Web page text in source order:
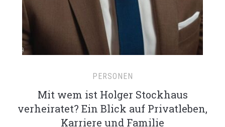
PERSONEN
Mit wem ist Holger Stockhaus
verheiratet? Ein Blick auf Privatleben,
Karriere und Familie